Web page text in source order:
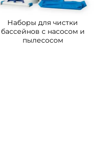
Наборы для чистки
бассейнов с насосом и
пылесосом